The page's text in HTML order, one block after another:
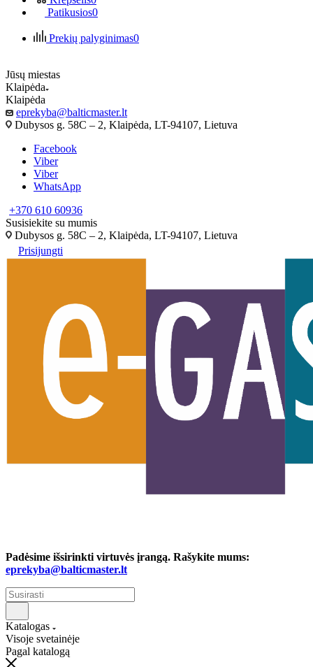
Patikusios0
Prekių palyginimas0
Jūsų miestas
Klaipėda
Klaipėda
eprekyba@balticmaster.lt
Dubysos g. 58C – 2, Klaipėda, LT-94107, Lietuva
Facebook
Viber
Viber
WhatsApp
+370 610 60936
Susisiekite su mumis
Dubysos g. 58C – 2, Klaipėda, LT-94107, Lietuva
Prisijungti
Padėsime išsirinkti virtuvės įrangą. Rašykite mums:
eprekyba@balticmaster.lt
Katalogas
Visoje svetainėje
Pagal katalogą